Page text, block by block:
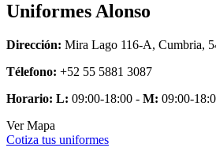
Uniformes Alonso
Dirección: Mira Lago 116-A, Cumbria,
Télefono: +52 55 5881 3087
Horario: L: 09:00-18:00 - M: 09:00-
Ver Mapa
Cotiza tus uniformes